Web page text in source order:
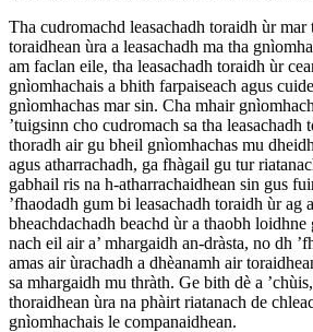
Tha cudromachd leasachadh toraidh ùr
toraidhean ùra a leasachadh ma tha
am faclan eile, tha leasachadh toraidh ùr
gnìomhachais a bhith farpaiseach agus
gnìomhachas mar sin. Cha mhair
’tuigsinn cho cudromach sa tha leasachadh
thoradh air gu bheil gnìomhachas mu
agus atharrachadh, ga fhàgail gu tur
gabhail ris na h-atharrachaidhean sin gus
’fhaodadh gum bi leasachadh toraidh ùr ag
bheachdachadh beachd ùr a thaobh
nach eil air a’ mhargaidh an-dràsta, no dh
amas air ùrachadh a dhèanamh air
sa mhargaidh mu thràth. Ge bith dè a
thoraidhean ùra na phàirt riatanach de
gnìomhachais le companaidhean.